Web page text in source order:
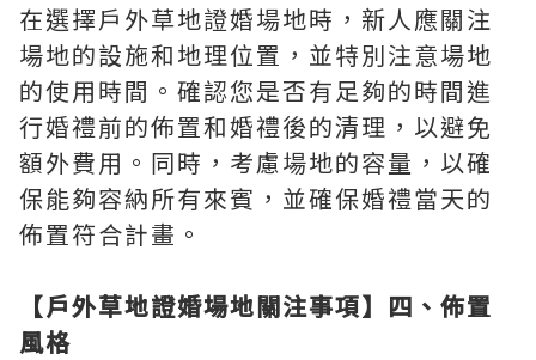
在選擇戶外草地證婚場地時，新人應關注
場地的設施和地理位置，並特別注意場地
的使用時間。確認您是否有足夠的時間進
行婚禮前的佈置和婚禮後的清理，以避免
額外費用。同時，考慮場地的容量，以確
保能夠容納所有來賓，並確保婚禮當天的
佈置符合計畫。
【戶外草地證婚場地關注事項】四、佈置
風格